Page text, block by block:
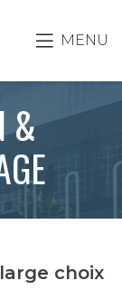
MENU
&
choix